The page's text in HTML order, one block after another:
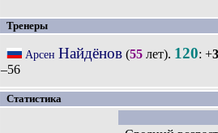
Тренеры
Арсен Найдёнов(55лет). 120: +
–56
Статистика